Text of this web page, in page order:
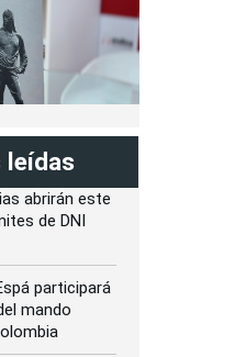
leídas
abrirán este
de DNI
participará
mando